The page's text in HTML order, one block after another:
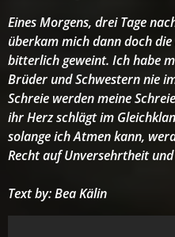
Eines Morgens, drei Tage
überkam mich dann doch
bitterlich geweint. Ich habe
Brüder und Schwestern nie
Schreie werden meine
ihr Herz schlägt im
solange ich Atmen kann,
Recht auf Unversehrtheit
Text by: Bea Kälin